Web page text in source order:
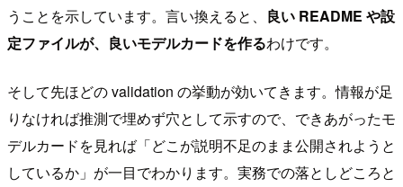
うことを示しています。言い換えると、 良い README や設
定ファイルが、良いモデルカードを作るわけです。
そして先ほどの validation の挙動が効いてきます。情報が足
りなければ推測で埋めず穴として示すので、できあがったモ
デルカードを見れば「どこが説明不足のまま公開されようと
しているか」が一目でわかります。実務での落としどころと